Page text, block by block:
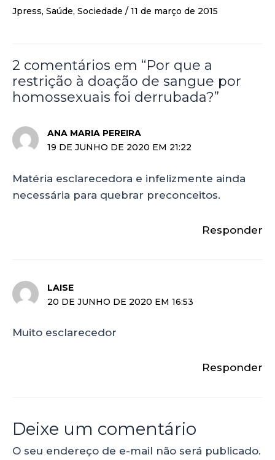
Jpress, Saúde, Sociedade / 11 de março de 2015
2 comentários em “Por que a
restrição à doação de sangue por
homossexuais foi derrubada?”
ANA MARIA PEREIRA
19 DE JUNHO DE 2020 EM 21:22
Matéria esclarecedora e infelizmente ainda
necessária para quebrar preconceitos.
Responder
LAISE
20 DE JUNHO DE 2020 EM 16:53
Muito esclarecedor
Responder
Deixe um comentário
O seu endereço de e-mail não será publicado.